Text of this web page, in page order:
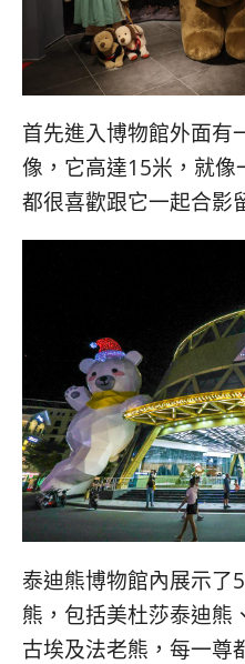
首先進入博物館外面有
像，它高達15米，就像
都很喜歡跟它一起合影
泰迪熊博物館內展示了
熊，包括美杜莎泰迪熊
古埃及法老熊，每一尊